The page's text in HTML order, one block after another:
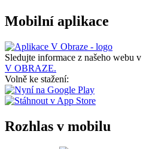
Mobilní aplikace
Sledujte informace z našeho webu v
V OBRAZE.
Volně ke stažení:
Rozhlas v mobilu